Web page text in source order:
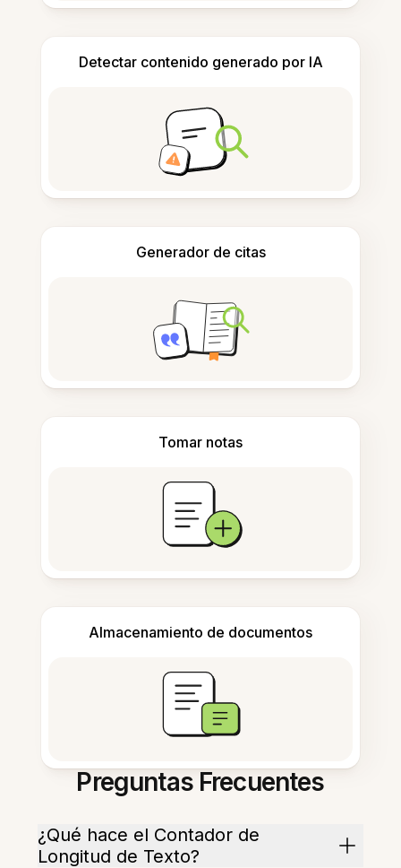
Detectar contenido generado por IA
Generador de citas
Tomar notas
Almacenamiento de documentos
Preguntas Frecuentes
¿Qué hace el Contador de
Longitud de Texto?